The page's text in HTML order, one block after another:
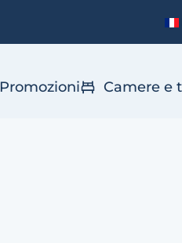
Promozioni Camere e